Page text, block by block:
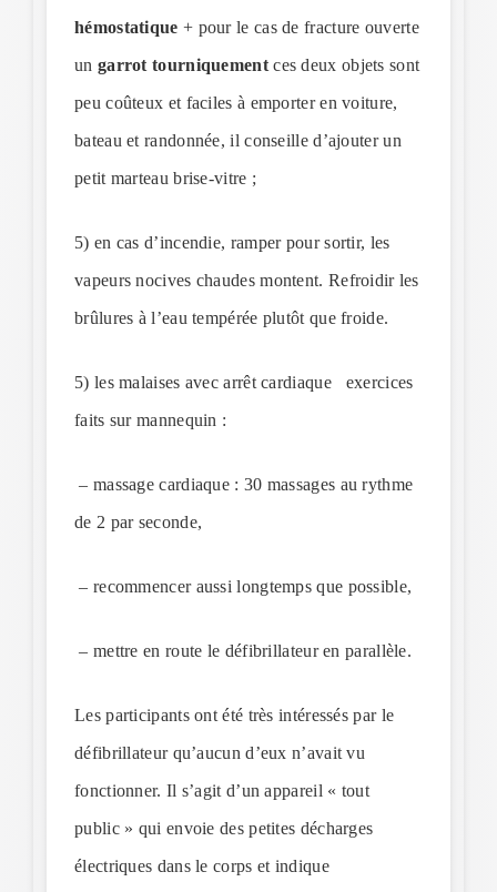
hémostatique + pour le cas de fracture ouverte
un garrot tourniquementces deux objets sont
peu coûteux et faciles à emporter en voiture,
bateau et randonnée, il conseille d’ajouter un
petit marteau brise-vitre ;
5) en cas d’incendie, ramper pour sortir, les
vapeurs nocives chaudes montent. Refroidir les
brûlures à l’eau tempérée plutôt que froide.
5) les malaises avec arrêt cardiaque exercices
faits sur mannequin :
– massage cardiaque : 30 massages au rythme
de 2 par seconde,
– recommencer aussi longtemps que possible,
– mettre en route le défibrillateur en parallèle.
Les participants ont été très intéressés par le
défibrillateur qu’aucun d’eux n’avait vu
fonctionner. Il s’agit d’un appareil « tout
public » qui envoie des petites décharges
électriques dans le corps et indique